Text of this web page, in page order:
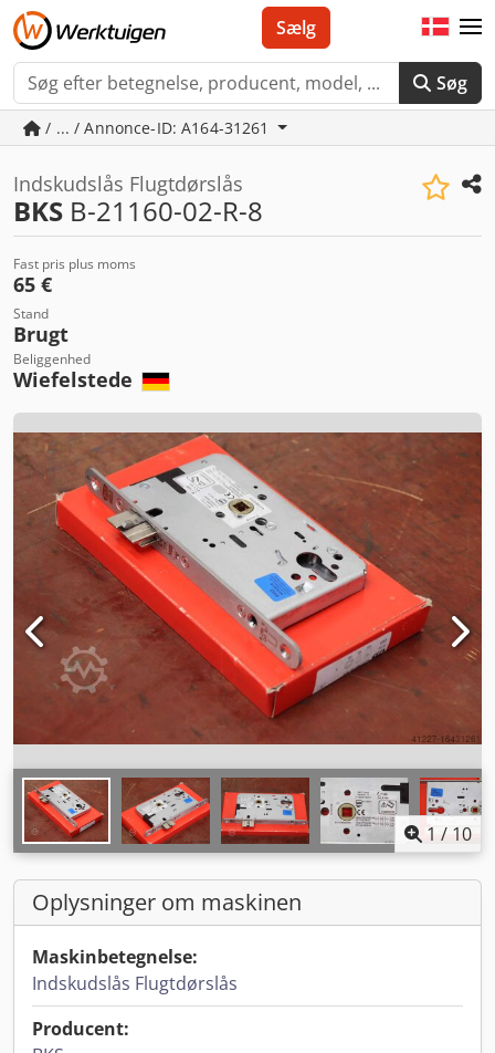
Søg
Sælg
/ ... / Annonce-ID: A164-31261
Indskudslås Flugtdørslås
BKS B-21160-02-R-8
Fast pris plus moms
65 €
Stand
Brugt
Beliggenhed
Wiefelstede
1 / 10
Oplysninger om maskinen
Maskinbetegnelse:
Indskudslås Flugtdørslås
Producent: